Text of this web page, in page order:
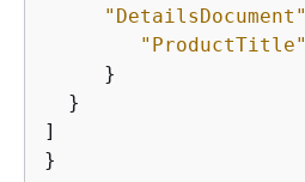
"DetailsDocument"
"ProductTitle"
     }
  }
]
}